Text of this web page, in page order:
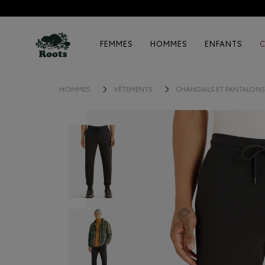
FEMMES HOMMES ENFANTS
HOMMES VÊTEMENTS CHANDAILS ET